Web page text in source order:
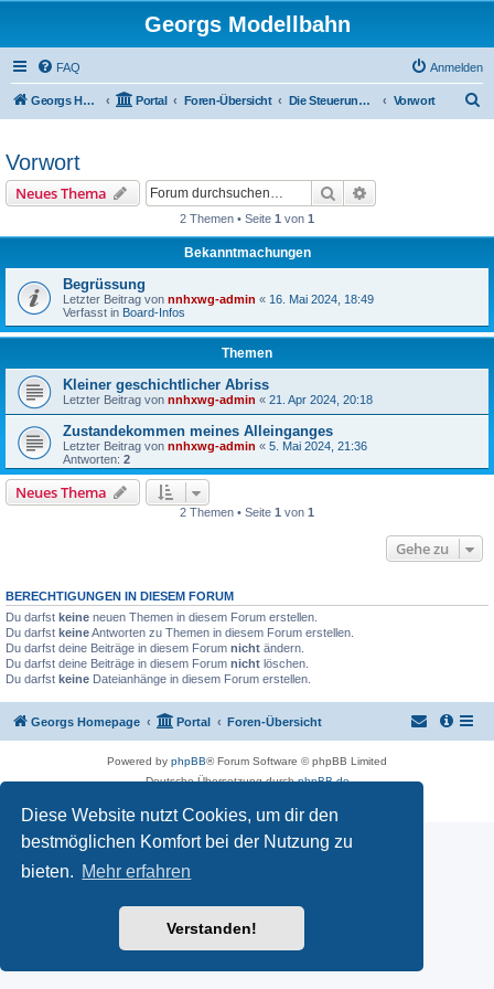
Diese Website nutzt Cookies, um dir den
bestmöglichen Komfort bei der Nutzung zu
bieten. Mehr erfahren
Verstanden!
Georgs Modellbahn
FAQ Anmelden
Georgs Homepage Portal Foren-Übersicht Die Steuerung der Anlagen Vorwort
Vorwort
Neues Thema Suche
2 Themen • Seite 1 von 1
Bekanntmachungen
Begrüssung
Letzter Beitrag von nnhxwg-admin « 16. Mai 2024, 18:49
Verfasst in Board-Infos
Themen
Kleiner geschichtlicher Abriss
Letzter Beitrag von nnhxwg-admin « 21. Apr 2024, 20:18
Zustandekommen meines Alleinganges
Letzter Beitrag von nnhxwg-admin « 5. Mai 2024, 21:36
Antworten: 2
Neues Thema
2 Themen • Seite 1 von 1
Gehe zu
BERECHTIGUNGEN IN DIESEM FORUM
Du darfst keine neuen Themen in diesem Forum erstellen.
Du darfst keineAntworten zu Themen in diesem Forum erstellen.
Du darfst deine Beiträge in diesem Forum nicht ändern.
Du darfst deine Beiträge in diesem Forum nicht löschen.
Du darfst keine Dateianhänge in diesem Forum erstellen.
Georgs Homepage Portal Foren-Übersicht
Powered by phpBB® Forum Software © phpBB Limited
Deutsche Übersetzung durchphpBB.de